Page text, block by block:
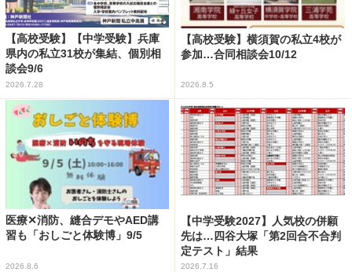
【高校受験】【中学受験】兵庫
県内の私立31校が集結、個別相
談会9/6
2026.7.28
【高校受験】横須賀の私立4校が
参加…合同相談会10/12
2026.8.5
医療✕消防、縫合デモやAED講
習も「おしごと体験博」9/5
2026.8.6
【中学受験2027】人気校の併願
先は…四谷大塚「第2回合不合判
定テスト」結果
2026.7.16